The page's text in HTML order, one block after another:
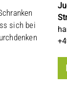
sich bei